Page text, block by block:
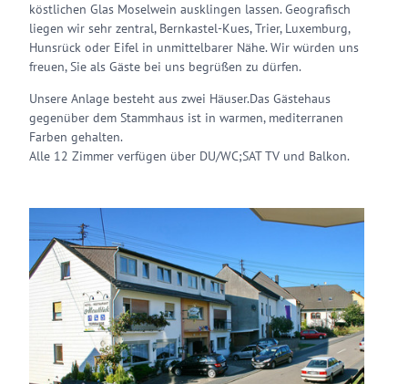
köstlichen Glas Moselwein ausklingen lassen. Geografisch
liegen wir sehr zentral, Bernkastel-Kues, Trier, Luxemburg,
Hunsrück oder Eifel in unmittelbarer Nähe. Wir würden uns
freuen, Sie als Gäste bei uns begrüßen zu dürfen.
Unsere Anlage besteht aus zwei Häuser.Das Gästehaus
gegenüber dem Stammhaus ist in warmen, mediterranen
Farben gehalten.
Alle 12 Zimmer verfügen über DU/WC;SAT TV und Balkon.